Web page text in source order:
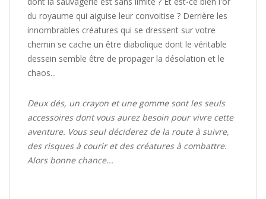
du royaume qui aiguise leur convoitise ? Derrière les
innombrables créatures qui se dressent sur votre
chemin se cache un être diabolique dont le véritable
dessein semble être de propager la désolation et le
chaos...
Deux dés, un crayon et une gomme sont les seuls
accessoires dont vous aurez besoin pour vivre cette
aventure. Vous seul déciderez de la route à suivre,
des risques à courir et des créatures à combattre.
Alors bonne chance...